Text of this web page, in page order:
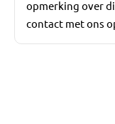
opmerking over
contact met ons